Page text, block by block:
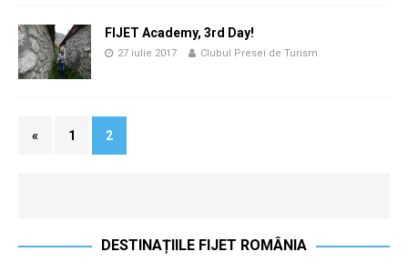
FIJET Academy, 3rd Day!
27 iulie 2017 Clubul Presei de Turism
« 1 2
DESTINAȚIILE FIJET ROMÂNIA